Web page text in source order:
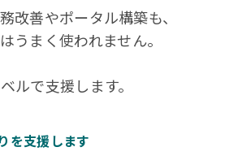
善やポータル構築も、
うまく使われません。
ルで支援します。
を支援します